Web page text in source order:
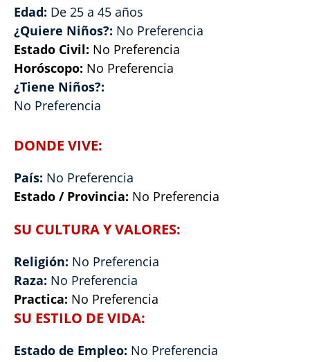
Edad: De 25 a 45 años
¿Quiere Niños?: No Preferencia
Estado Civil: No Preferencia
Horóscopo: No Preferencia
¿Tiene Niños?:
No Preferencia
DONDE VIVE:
País: No Preferencia
Estado / Provincia: No Preferencia
SU CULTURA Y VALORES:
Religión: No Preferencia
Raza: No Preferencia
Practica: No Preferencia
SU ESTILO DE VIDA:
Estado de Empleo: No Preferencia